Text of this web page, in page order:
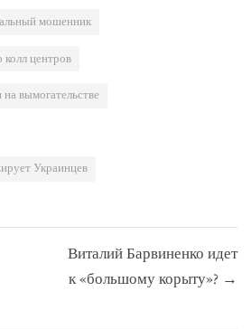
мошенник
центров
вымогательстве
Украинцев
Виталий Барвиненко идет
к «большому корыту»? →